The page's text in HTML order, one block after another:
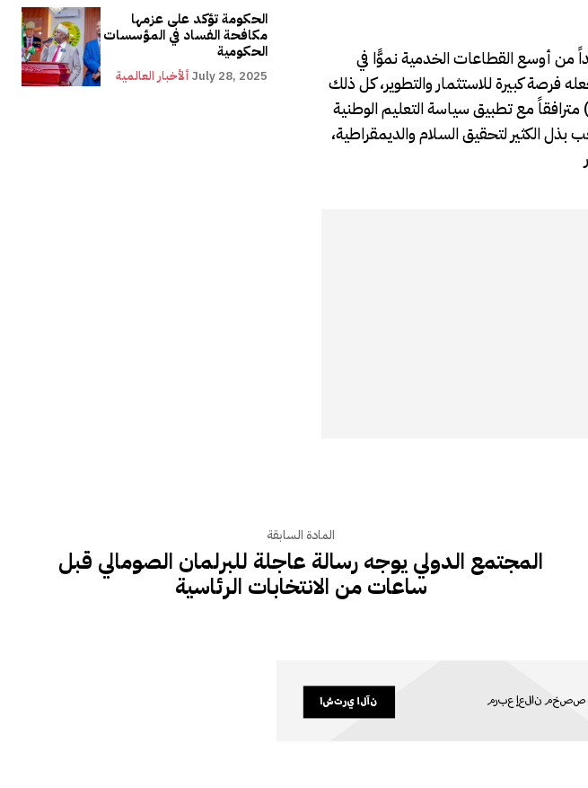
الحكومة تؤكد على عزمها
مكافحة الفساد في المؤسسات
الحكومية
ألأخبار العالمية July 28, 2025
18، فإنّ قطاع التعليم يبقى واحداً من أوسع القطاعات الخدمية نموًّا في
فرصة كبيرة للاستثمار والتطوير، كل ذلك
مترافقاً مع تطبيق سياسة التعليم الوطنية (NEP 2015-2030) ، والتي في حال بلوغها أهدافها، فإنّه من المتوقع صعود كبير في جودة التعليم في
الكثير لتحقيق السلام والديمقراطية،
المادة السابقة
المجتمع الدولي يوجه رسالة عاجلة للبرلمان الصومالي قبل
ساعات من الانتخابات الرئاسية